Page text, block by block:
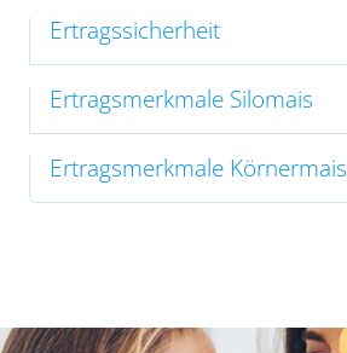
Ertragssicherheit
Ertragsmerkmale Silomais
Ertragsmerkmale Körnermais